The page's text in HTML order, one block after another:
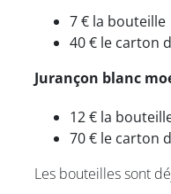
7 € la bouteille
40 € le carton
Jurançon blanc
12 € la
70 € le carton
Les bouteilles sont